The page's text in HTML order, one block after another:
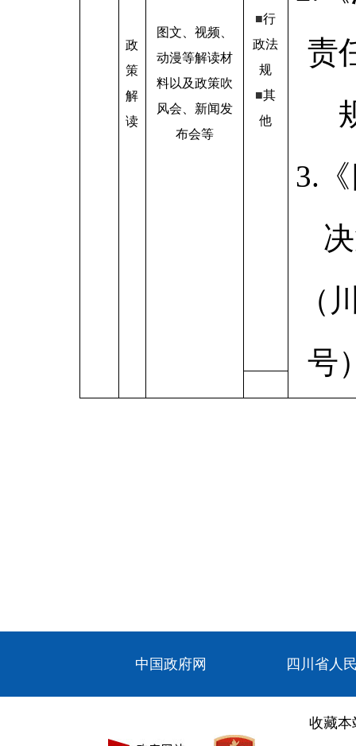
政
策
解
读
图文、视频、
动漫等解读材
料以及政策吹
风会、新闻发
布会等
■行
政法
规
■其
他
责
3.
（
号
中国政府网 四川省人
收藏本